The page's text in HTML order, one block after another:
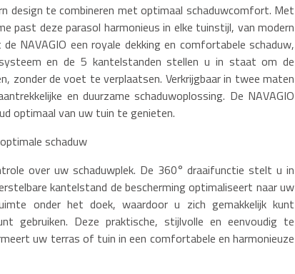
design te combineren met optimaal schaduwcomfort. Met
past deze parasol harmonieus in elke tuinstijl, van modern
NAVAGIO een royale dekking en comfortabele schaduw,
en de 5 kantelstanden stellen u in staat om de
zonder de voet te verplaatsen. Verkrijgbaar in twee maten
en duurzame schaduwoplossing. De NAVAGIO
optimaal van uw tuin te genieten.
schaduw
over uw schaduwplek. De 360° draaifunctie stelt u in
kantelstand de bescherming optimaliseert naar uw
onder het doek, waardoor u zich gemakkelijk kunt
gebruiken. Deze praktische, stijlvolle en eenvoudig te
uw terras of tuin in een comfortabele en harmonieuze